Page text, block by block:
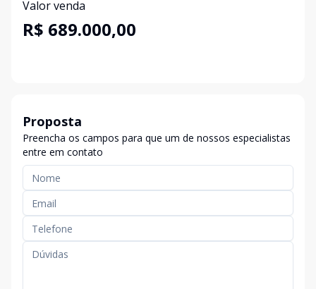
Valor venda
R$ 689.000,00
Proposta
Preencha os campos para que um de nossos especialistas
entre em contato